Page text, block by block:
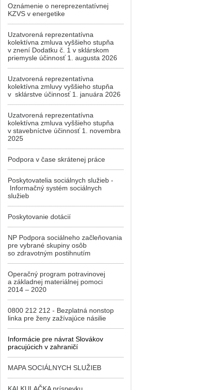
Oznámenie o nereprezentatívnej
KZVS v energetike
Uzatvorená reprezentatívna
kolektívna zmluva vyššieho stupňa
v znení Dodatku č. 1 v sklárskom
priemysle účinnosť 1. augusta 2026
Uzatvorená reprezentatívna
kolektívna zmluvy vyššieho stupňa
v sklárstve účinnosť 1. januára 2026
Uzatvorená reprezentatívna
kolektívna zmluva vyššieho stupňa
v stavebníctve účinnosť 1. novembra
2025
Podpora v čase skrátenej práce
Poskytovatelia sociálnych služieb -
Informačný systém sociálnych
služieb
Poskytovanie dotácií
NP Podpora sociálneho začleňovania
pre vybrané skupiny osôb
so zdravotným postihnutím
Operačný program potravinovej
a základnej materiálnej pomoci
2014 – 2020
0800 212 212 - Bezplatná nonstop
linka pre ženy zažívajúce násilie
Informácie pre návrat Slovákov
pracujúcich v zahraničí
MAPA SOCIÁLNYCH SLUŽIEB